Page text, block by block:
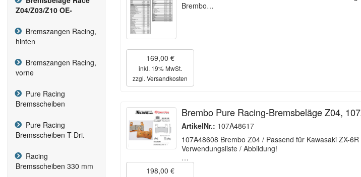
Brembo…
169,00 €
inkl. 19% MwSt.
zzgl. Versandkosten
Brembo Pure Racing-Bremsbeläge Z04,
ArtikelNr.: 107A48617
107A48608 Brembo Z04 / Passend für Kawasaki ZX-
Verwendungsliste / Abbildung!
…
198,00 €
Z04/Z03/Z10 OE-
Bremszangen Racing,
hinten
Bremszangen Racing,
vorne
Pure Racing
Bremsscheiben
Pure Racing
Bremsscheiben T-Dri.
Racing
Bremsscheiben 330 mm